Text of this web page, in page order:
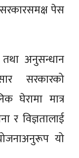
पेस
तथा अनुसन्धान
सरकारको
घेरामा मात्र
र विज्ञतालाई
यो